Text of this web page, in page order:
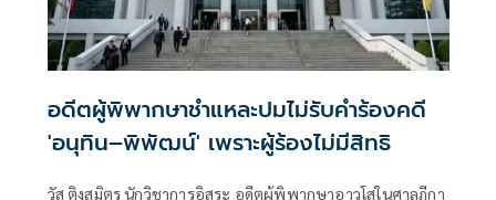
อดีตผู้พิพากษาชำแหละปมไม่รับคำร้องคดี
'อนุทิน–พิพัฒน์' เพราะผู้ร้องไม่มีสิทธิ
วัส ติงสมิตร นักวิชาการอิสระ อดีตผู้พิพากษาอาวุโสในศาลฎีกา